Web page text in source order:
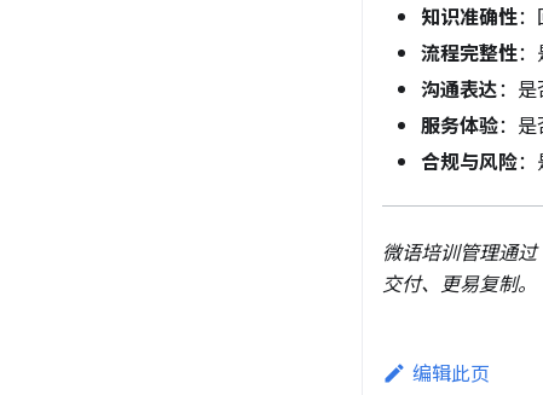
知识准确性
流程完整性
沟通表达：
服务体验：
合规与风险
微语培训管理通
交付、更易复制。
编辑此页